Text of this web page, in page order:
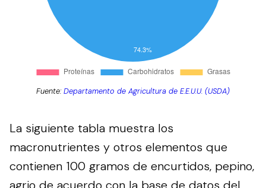
Fuente:Departamento de Agricultura de E.E.U.U. (USDA)
La siguiente tabla muestra los
macronutrientes y otros elementos que
contienen 100 gramos de encurtidos, pepino,